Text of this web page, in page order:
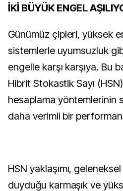
İKİ BÜYÜK ENGEL
Günümüz çipleri, yüksek
sistemlerle uyumsuzluk
engelle karşı karşıya. Bu
Hibrit Stokastik Sayı
hesaplama yöntemlerinin
daha verimli bir
HSN yaklaşımı,
duyduğu karmaşık ve